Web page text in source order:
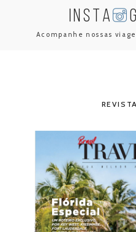
INSTA
Acompanhe nossas
REVISTA